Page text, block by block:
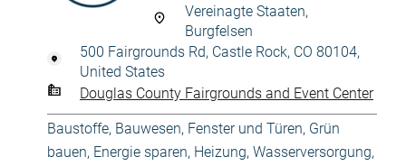
Vereinagte Staaten,
Burgfelsen
500 Fairgrounds Rd, Castle Rock, CO 80104,
United States
Douglas County Fairgrounds and Event Center
Baustoffe, Bauwesen, Fenster und Türen, Grün
bauen, Energie sparen, Heizung, Wasserversorgung,